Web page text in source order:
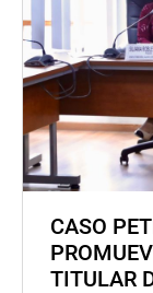
CASO
TITULAR